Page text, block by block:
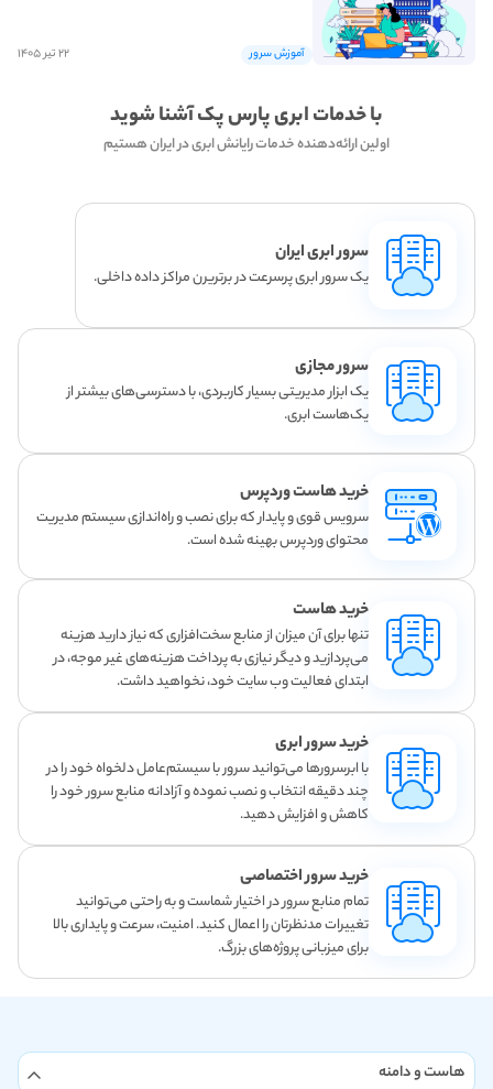
آموزش سرور ۲۲ تیر ۱۴۰۵
با خدمات ابری پارس پک آشنا شوید
اولین ارائه‌دهنده خدمات رایانش ابری در ایران هستیم
سرور ابری ایران
یک سرور ابری پرسرعت در برتریرن مراکز داده داخلی.
سرور مجازی
یک ابزار مدیریتی بسیار کاربردی، با دسترسی‌های بیشتر از
یک‌هاست ابری.
خرید هاست وردپرس
سرویس قوی و پایدار که برای نصب و راه‌اندازی سیستم مدیریت
محتوای وردپرس بهینه شده است.
خرید هاست
تنها برای آن میزان از منابع سخت‌افزاری که نیاز دارید هزینه
می‌پردازید و دیگر نیازی به پرداخت هزینه‌های غیر موجه، در
ابتدای فعالیت وب سایت خود، نخواهید داشت.
خرید سرور ابری
با ابرسرورها می‌توانید سرور با سیستم‌عامل دلخواه خود را در
چند دقیقه انتخاب و نصب نموده و آزادانه منابع سرور خود را
کاهش و افزایش دهید.
خرید سرور اختصاصی
تمام منابع سرور در اختیار شماست و به راحتی می‌توانید
تغییرات مدنظرتان را اعمال کنید. امنیت، سرعت و پایداری بالا
برای میزبانی پروژه‌های بزرگ.
هاست و دامنه